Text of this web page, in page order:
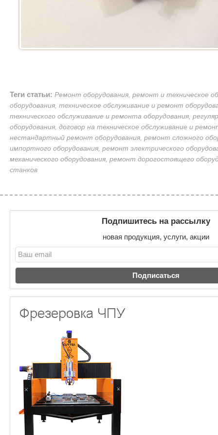
Теги статьи: Ремонт оборудования, ремонт и техническое
оборудования, техническое обслуживание и ремонт
технического обслуживание и ремонта оборудования,
оборудования, договор на техническое обслуживание и
нестандартный ремонт оборудования, ремонт сложного
импортного оборудования, ремонт электрического
механического оборудования, ремонт дорогостоящего
станков
Подпишитесь на рассылку
новая продукция, услуги, акции